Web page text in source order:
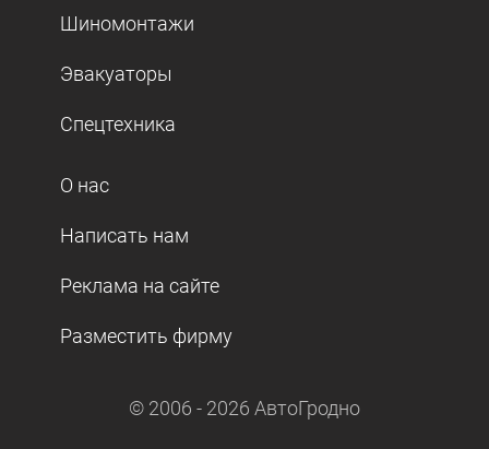
Шиномонтажи
Эвакуаторы
Спецтехника
О нас
Написать нам
Реклама на сайте
Разместить фирму
© 2006 - 2026 АвтоГродно